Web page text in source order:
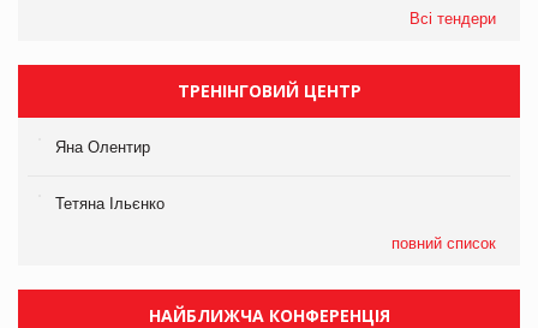
Всі тендери
ТРЕНІНГОВИЙ ЦЕНТР
Яна Олентир
Тетяна Ільєнко
повний список
НАЙБЛИЖЧА КОНФЕРЕНЦІЯ